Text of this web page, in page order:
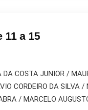
11 a 15
DA COSTA JUNIOR /
CORDEIRO DA SILVA
/ MARCELO